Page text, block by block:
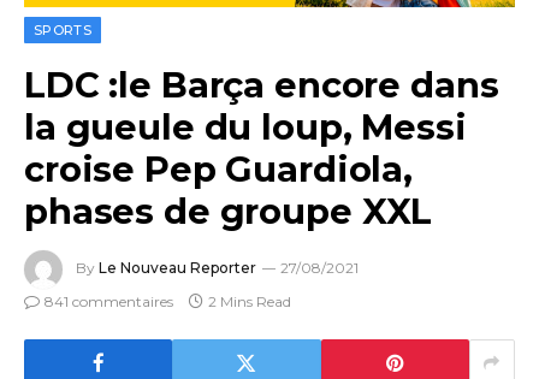
SPORTS
LDC :le Barça encore dans
la gueule du loup, Messi
croise Pep Guardiola,
phases de groupe XXL
By Le Nouveau Reporter
27/08/2021
841 commentaires
2 Mins Read